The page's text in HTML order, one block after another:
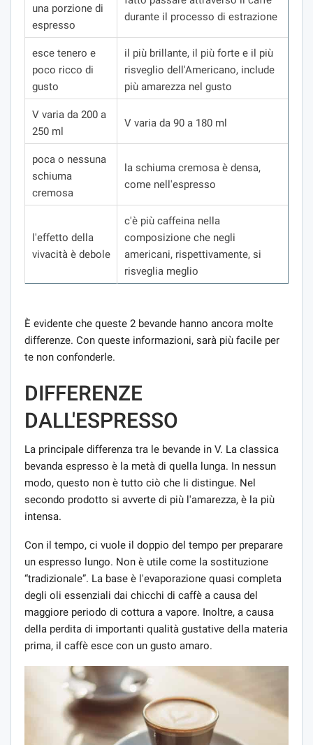
una porzione di
espresso
durante il processo di estrazione
esce tenero e
poco ricco di
gusto
il più brillante, il più forte e il più
risveglio dell'Americano, include
più amarezza nel gusto
V varia da 200 a
250 ml
V varia da 90 a 180 ml
poca o nessuna
schiuma
cremosa
la schiuma cremosa è densa,
come nell'espresso
l'effetto della
vivacità è debole
c'è più caffeina nella
composizione che negli
americani, rispettivamente, si
risveglia meglio
È evidente che queste 2 bevande hanno ancora molte
differenze. Con queste informazioni, sarà più facile per
te non confonderle.
DIFFERENZE
DALL'ESPRESSO
La principale differenza tra le bevande in V. La classica
bevanda espresso è la metà di quella lunga. In nessun
modo, questo non è tutto ciò che li distingue. Nel
secondo prodotto si avverte di più l'amarezza, è la più
intensa.
Con il tempo, ci vuole il doppio del tempo per preparare
un espresso lungo. Non è utile come la sostituzione
“tradizionale”. La base è l'evaporazione quasi completa
degli oli essenziali dai chicchi di caffè a causa del
maggiore periodo di cottura a vapore. Inoltre, a causa
della perdita di importanti qualità gustative della materia
prima, il caffè esce con un gusto amaro.